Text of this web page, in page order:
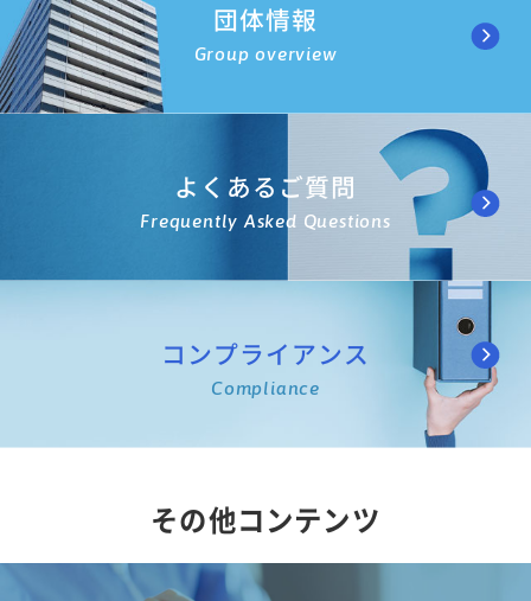
団体情報
Group overview
よくあるご質問
Frequently Asked Questions
コンプライアンス
Compliance
その他コンテンツ